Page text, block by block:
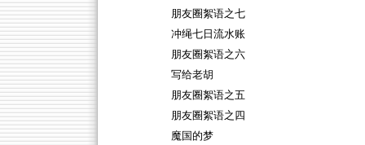
朋友圈絮语之七
冲绳七日流水账
朋友圈絮语之六
写给老胡
朋友圈絮语之五
朋友圈絮语之四
魔国的梦